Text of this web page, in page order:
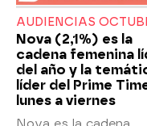
AUDIENCIAS
Nova (2,1%) es la
cadena femenina
del año y la
líder del Prime
lunes a viernes